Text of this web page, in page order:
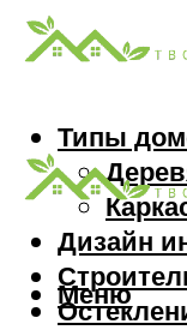
Типы
Дизайн
Меню